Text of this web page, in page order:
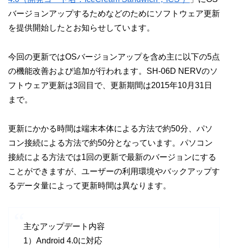
バージョンアップするためなどのためにソフトウェア更新
を提供開始したとお知らせしています。
今回の更新ではOSバージョンアップを含め主に以下の5点
の機能改善および追加が行われます。SH-06D NERVのソ
フトウェア更新は3回目で、更新期間は2015年10月31日
まで。
更新にかかる時間は端末本体による方法で約50分、パソ
コン接続による方法で約50分となっています。パソコン
接続による方法では1回の更新で最新のバージョンにする
ことができますが、ユーザーの利用環境やバックアップす
るデータ量によって更新時間は異なります。
主なアップデート内容
1）Android 4.0に対応